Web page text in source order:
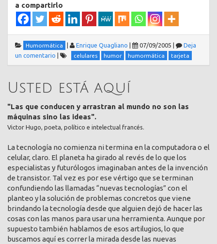
a compartirlo
Humormática Enrique Quagliano 07/09/2005
Deja
un comentario
celulares humor humormática tarjeta
Usted está aquí
"Las que conducen y arrastran al mundo no son las
máquinas sino las ideas".
Victor Hugo, poeta, político e intelectual francés.
La tecnología no comienza ni termina en la computadora o el
celular, claro. El planeta ha girado al revés de lo que los
especialistas y futurólogos imaginaban antes de la invención
de transistor. Tal vez es por ese vértigo que se terminan
confundiendo las llamadas “nuevas tecnologías” con el
planteo y la solución de problemas concretos que viene
brindando la tecnología desde que alguien dejó de hacer las
cosas con las manos para usar una herramienta. Aunque por
supuesto también hablamos de esos artilugios, lo que
buscamos aquí es correr la mirada desde las nuevas